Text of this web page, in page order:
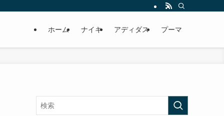
ホーム ナイキ アディダス プーマ